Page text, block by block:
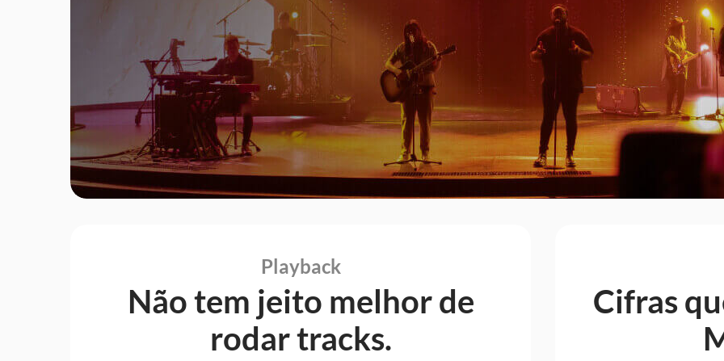
completa para igrejas de todos os tamanhos. E só criar
repertórios no MultiTracks.com.br e nós cuidaremos
para você.
Saiba Mais
Playback
Não tem jeito melhor de
rodar tracks.
Playback
Complete o som de sua banda enquanto personaliza
Cifras
Chega de